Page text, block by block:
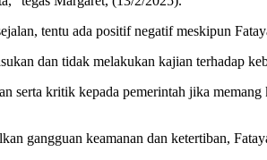
tentu ada positif negatif meskipun
dan tidak melakukan kajian terhadap
serta kritik kepada pemerintah jika
gangguan keamanan dan ketertiban,